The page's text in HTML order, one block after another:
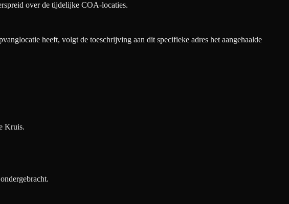
over de tijdelijke COA-locaties.
heeft, volgt de toeschrijving aan dit specifieke adres het aangehaalde
Kruis.